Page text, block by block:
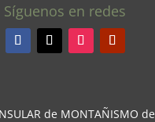
Síguenos en redes
de MONTAÑISMO de